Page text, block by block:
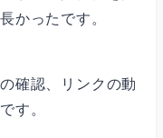
かったです。
確認、リンクの動
す。